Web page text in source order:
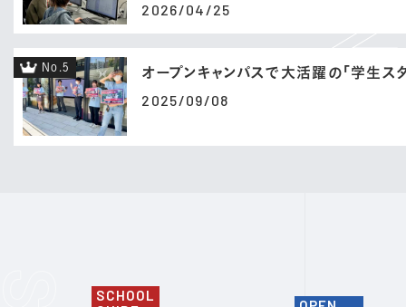
2026/04/25
No.5 オープンキャンパスで大活躍の「学生ス
2025/09/08
SCHOOL